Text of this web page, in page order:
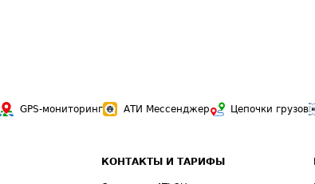
GPS-мониторинг АТИ Мессенджер Цепочки грузов
КОНТАКТЫ И ТАРИФЫ